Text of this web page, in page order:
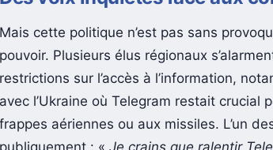
Des voix inquiètes face aux
Mais cette politique n’est pas sans
pouvoir. Plusieurs élus régionaux
restrictions sur l’accès à l’information,
avec l’Ukraine où Telegram restait crucial
frappes aériennes ou aux missiles. L’un